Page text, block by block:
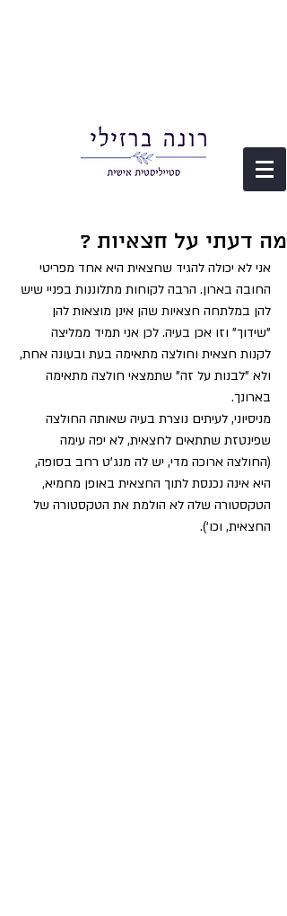
מה דעתי על חצאיות ?
אני לא יכולה להגיד שחצאית היא אחד מפריטי
החובה בארון. הרבה לקוחות מתלוננות בפניי שיש
להן במלתחה חצאיות שהן אינן מוצאות להן
"שידוך" וזו אכן בעיה. לכן אני תמיד ממליצה
לקנות חצאית וחולצה מתאימה בעת ובעונה אחת,
ולא "לבנות על זה" שתמצאי חולצה מתאימה
בארונך.
מניסיוני, לעיתים נוצרת בעיה שאותה החולצה
שפינטזת שתתאים לחצאית, לא יפה עימה
(החולצה ארוכה מדי, יש לה מנג'ט רחב בסופה,
היא אינה נכנסת לתוך החצאית באופן מחמיא,
הטקסטורה שלה לא הולמת את הטקסטורה של
החצאית, וכו').